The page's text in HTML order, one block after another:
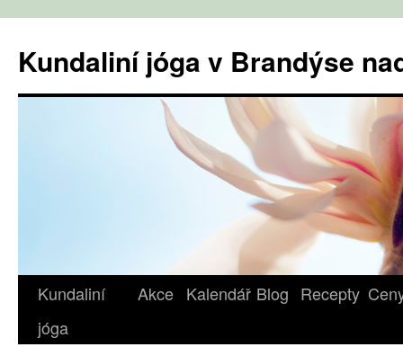
obsahu
webu
Kundaliní jóga v Brandýse
Kundaliní
jóga
Akce Kalendář Blog Recepty